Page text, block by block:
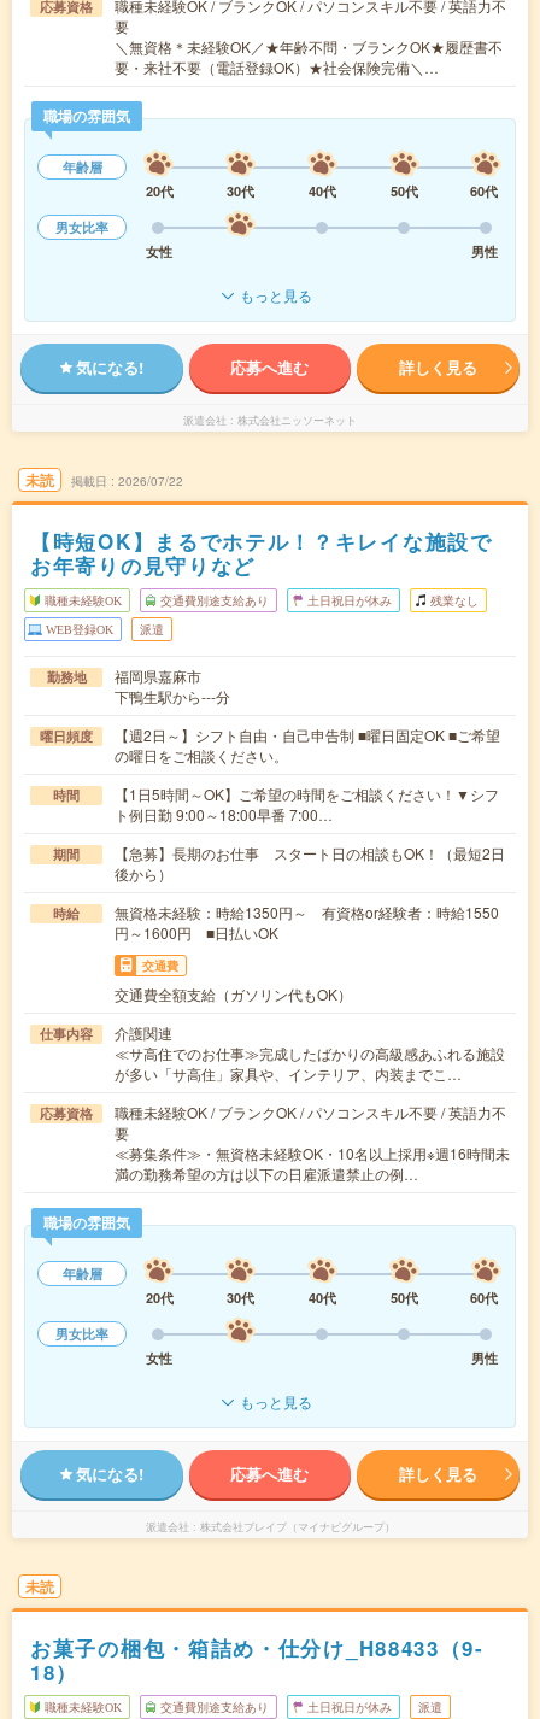
応募資格
職種未経験OK / ブランクOK / パソコンスキル不要 / 英語力不
要
＼無資格＊未経験OK／★年齢不問・ブランクOK★履歴書不
要・来社不要（電話登録OK）★社会保険完備＼…
職場の雰囲気
年齢層
20代
30代 40代 50代
60代
男女比率
女性
男性
もっと見る
気になる! 応募へ進む 詳しく見る
派遣会社 株式会社ニッソーネット
未読 掲載日 2026/07/22
【時短OK】まるでホテル！？キレイな施設で
お年寄りの見守りなど
職種未経験OK 交通費別途支給あり 土日祝日が休み 残業なし
WEB登録OK 派遣
勤務地
福岡県嘉麻市
下鴨生駅から---分
曜日頻度
【週2日～】シフト自由・自己申告制 ■曜日固定OK ■ご希望
の曜日をご相談ください。
時間
【1日5時間～OK】ご希望の時間をご相談ください！▼シフ
ト例日勤 9:00～18:00早番 7:00…
期間
【急募】長期のお仕事 スタート日の相談もOK！（最短2日
後から）
時給
無資格未経験：時給1350円～ 有資格or経験者：時給1550
円～1600円 ■日払いOK
交通費
交通費全額支給（ガソリン代もOK）
仕事内容
介護関連
≪サ高住でのお仕事≫完成したばかりの高級感あふれる施設
が多い「サ高住」家具や、インテリア、内装までこ…
応募資格
職種未経験OK / ブランクOK / パソコンスキル不要 / 英語力不
要
≪募集条件≫・無資格未経験OK・10名以上採用※週16時間未
満の勤務希望の方は以下の日雇派遣禁止の例…
職場の雰囲気
年齢層
20代
30代 40代 50代
60代
男女比率
女性
男性
もっと見る
気になる! 応募へ進む 詳しく見る
派遣会社 株式会社ブレイブ（マイナビグループ）
未読
お菓子の梱包・箱詰め・仕分け_H88433（9-
18）
職種未経験OK 交通費別途支給あり 土日祝日が休み 派遣